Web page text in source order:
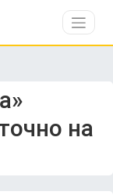
на